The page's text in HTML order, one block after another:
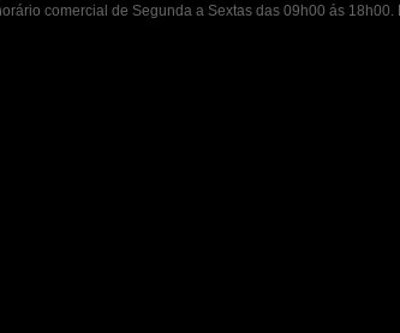
comercial de Segunda a Sextas das 09h00 ás